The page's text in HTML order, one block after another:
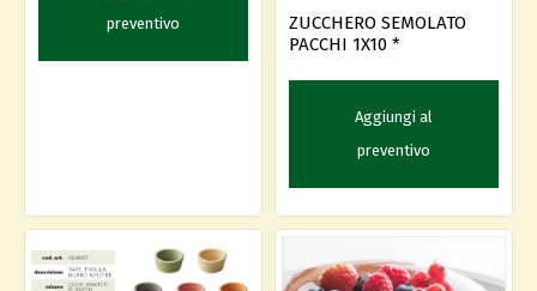
preventivo
ZUCCHERO SEMOLATO
PACCHI 1X10 *
Aggiungi al
preventivo